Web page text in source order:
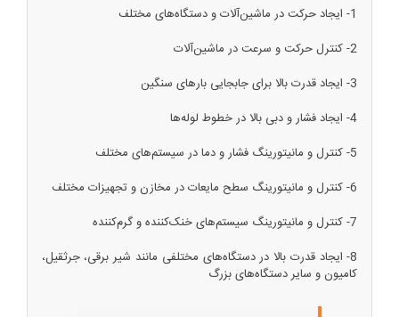
1- ایجاد حرکت در ماشین‌آلات و دستگاه‌های مختلف
2- کنترل حرکت و سرعت در ماشین‌آلات
3- ایجاد قدرت بالا برای جابجایی بارهای سنگین
4- ایجاد فشار و دبی بالا در خطوط لوله‌ها
5- کنترل و مانیتورینگ فشار و دما در سیستم‌های مختلف
6- کنترل و مانیتورینگ سطح مایعات در مخازن و تجهیزات مختلف
7- کنترل و مانیتورینگ سیستم‌های خنک‌کننده و گرم‌کننده
8- ایجاد قدرت بالا در دستگاه‌های مختلفی مانند شیر برقی، جرثقیل،
کامیون و سایر دستگاه‌های بزرگ